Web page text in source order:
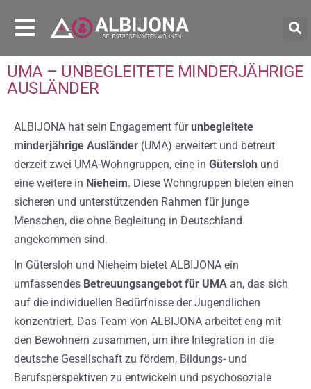
UMA – UNBEGLEITETE MINDERJÄHRIGE
AUSLÄNDER
ALBIJONA hat sein Engagement fürunbegleitete
minderjährige Ausländer (UMA) erweitert und betreut
derzeit zwei UMA-Wohngruppen, eine in Gütersloh und
eine weitere in Nieheim. Diese Wohngruppen bieten einen
sicheren und unterstützenden Rahmen für junge
Menschen, die ohne Begleitung in Deutschland
angekommen sind.
In Gütersloh und Nieheim bietet ALBIJONA ein
umfassendes Betreuungsangebot für UMA an, das sich
auf die individuellen Bedürfnisse der Jugendlichen
konzentriert. Das Team von ALBIJONA arbeitet eng mit
den Bewohnern zusammen, um ihre Integration in die
deutsche Gesellschaft zu fördern, Bildungs- und
Berufsperspektiven zu entwickeln und psychosoziale